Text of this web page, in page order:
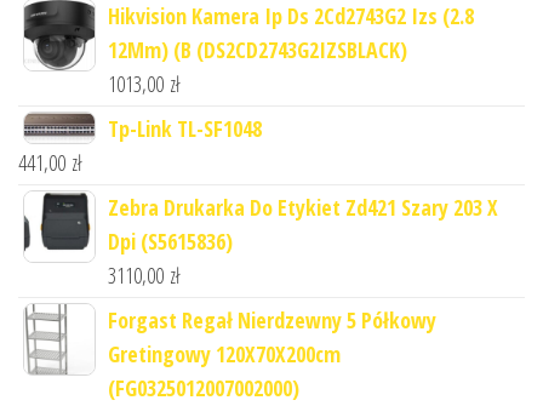
Hikvision Kamera Ip Ds 2Cd2743G2 Izs (2.8
12Mm) (B (DS2CD2743G2IZSBLACK)
1013,00 zł
Tp-Link TL-SF1048
441,00 zł
Zebra Drukarka Do Etykiet Zd421 Szary 203 X
Dpi (S5615836)
3110,00 zł
Forgast Regał Nierdzewny 5 Półkowy
Gretingowy 120X70X200cm
(FG0325012007002000)